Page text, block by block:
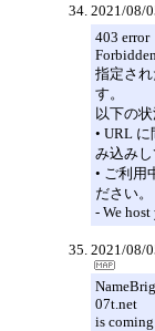
2021/08/
403 error
Forbidden
指定さ
す。
以下の状
• URL
み込みし
• ご利用
ださい。
- We
2021/08/
07t.net
is